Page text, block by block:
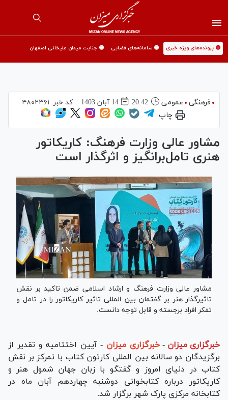
🟡 پرونده‌های ویژه خبری 🟡 سامانه‌های قضایی 🟡 جنایت میدان علیخانی اصفهان
فرهنگی عمومی 20:42 14 آبان 1403 کد خبر: ۴۸۰۲۳۶۱
چاپ
مشاور عالی وزارت فرهنگ: کاریکاتور
هنری تامل‌برانگیز و اثرگذار است
مشاور عالی وزارت فرهنگ و ارشاد اسلامی ضمن تاکید بر نقش
تاثیرگذار هنر بر گفتمان بین المللی تاثیر کاریکاتور را در تامل و
تفکر افراد برجسته و قابل توجه دانست.
خبرگزاری میزان - خبرگزاری میزان - آیین اختتامیه و تقدیر از
برگزیدگان دو سالانه بین المللی کارتون کتاب با تمرکز بر نقش
کتاب در دنیای امروز و گفتگو با زبان جهان شمول هنر و
کاریکاتور درباره کتابخوانی دوشنبه چهاردهم آبان ماه در
کتابخانه مرکزی پارک شهر برگزار شد.